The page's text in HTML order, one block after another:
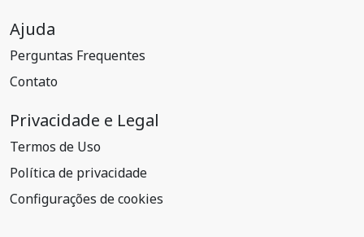
Ajuda
Perguntas Frequentes
Contato
Privacidade e Legal
Termos de Uso
Política de privacidade
Configurações de cookies